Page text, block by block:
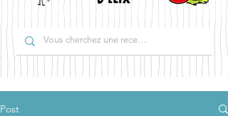
Post